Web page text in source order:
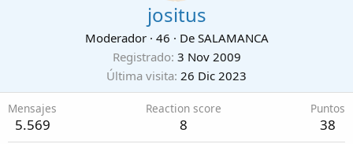
jositus
Moderador · 46 · De SALAMANCA
Registrado 3 Nov 2009
Última visita 26 Dic 2023
Mensajes
5.569
Reaction score
8
Puntos
38